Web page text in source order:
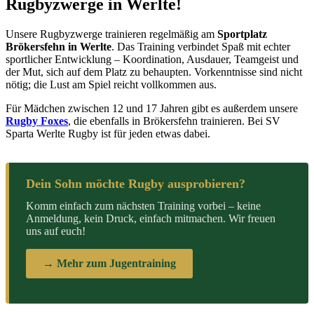
Rugbyzwerge in Werlte!
Unsere Rugbyzwerge trainieren regelmäßig am Sportplatz
Brökersfehn in Werlte. Das Training verbindet Spaß mit echter
sportlicher Entwicklung – Koordination, Ausdauer, Teamgeist und
der Mut, sich auf dem Platz zu behaupten. Vorkenntnisse sind nicht
nötig; die Lust am Spiel reicht vollkommen aus.
Für Mädchen zwischen 12 und 17 Jahren gibt es außerdem unsere
Rugby Foxes, die ebenfalls in Brökersfehn trainieren. Bei SV
Sparta Werlte Rugby ist für jeden etwas dabei.
Dein Sohn möchte Rugby ausprobieren?
Komm einfach zum nächsten Training vorbei – keine
Anmeldung, kein Druck, einfach mitmachen. Wir freuen
uns auf euch!
→ Mehr zum Jugentraining